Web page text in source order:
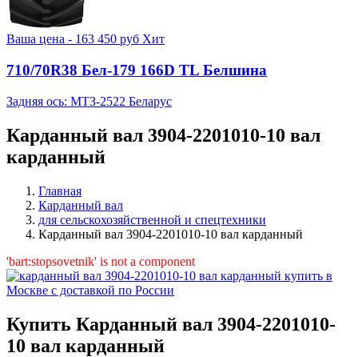
Ваша цена - 163 450 руб Хит
710/70R38 Бел-179 166D TL Белшина
Задняя ось: МТЗ-2522 Беларус
Карданный вал 3904-2201010-10 вал
карданный
Главная
Карданный вал
для сельскохозяйственной и спецтехники
Карданный вал 3904-2201010-10 вал карданный
'bart:stopsovetnik' is not a component
Купить Карданный вал 3904-2201010-
10 вал карданный